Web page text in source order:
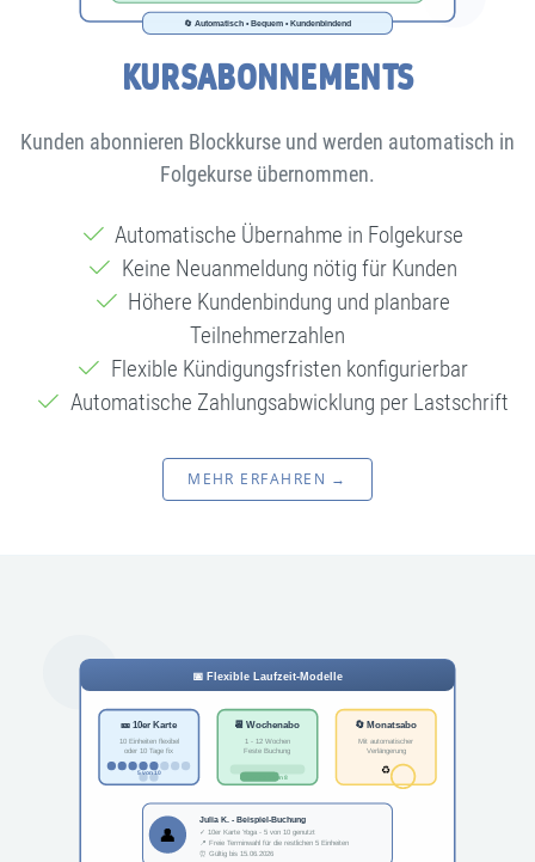
KURSABONNEMENTS
Kunden abonnieren Blockkurse und werden automatisch in
Folgekurse übernommen.
Automatische Übernahme in Folgekurse
Keine Neuanmeldung nötig für Kunden
Höhere Kundenbindung und planbare
Teilnehmerzahlen
Flexible Kündigungsfristen konfigurierbar
Automatische Zahlungsabwicklung per Lastschrift
MEHR ERFAHREN →